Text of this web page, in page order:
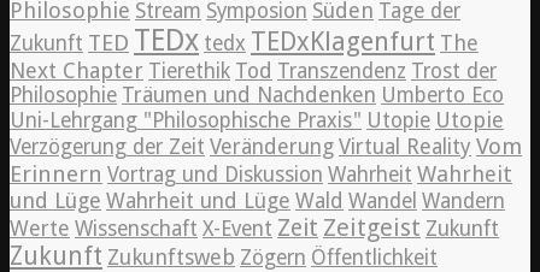
Philosophie Stream Symposion Süden Tage der
Zukunft TED TEDx tedx TEDxKlagenfurt The
Next Chapter Tierethik Tod Transzendenz Trost der
Philosophie Träumen und Nachdenken Umberto Eco
Uni-Lehrgang "Philosophische Praxis" Utopie Utopie
Verzögerung der Zeit Veränderung Virtual Reality Vom
Erinnern Vortrag und Diskussion Wahrheit Wahrheit
und Lüge Wahrheit und Lüge Wald Wandel Wandern
Werte Wissenschaft X-Event Zeit Zeitgeist Zukunft
Zukunft Zukunftsweb Zögern Öffentlichkeit